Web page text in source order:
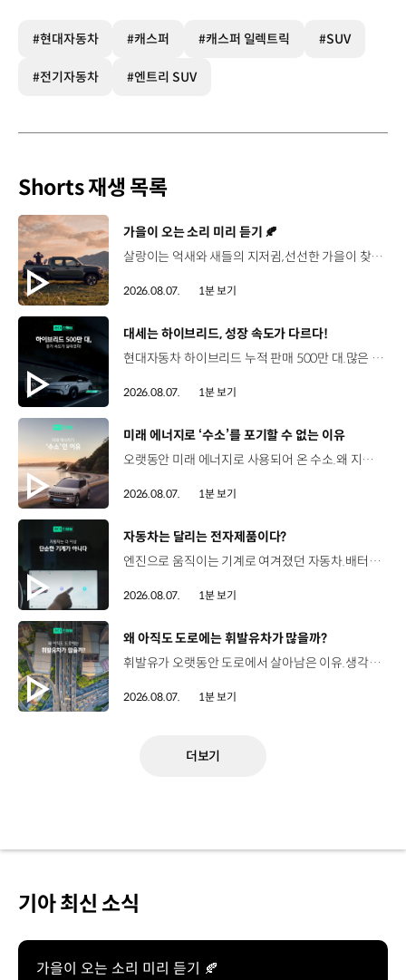
#현대자동차 #캐스퍼 #캐스퍼 일렉트릭 #SUV
#전기자동차 #엔트리 SUV
Shorts 재생 목록
[동영상]
가을이 오는 소리 미리 듣기 🍂
살랑이는 억새와 새들의 지저귐,선선한 가을이 찾아오는 소리. 더 기아 타스만과 함께 계절을 만나보세요. 🎧 *본 영상은 AI를 활용해 제작했습니다. #기아 #더기아타스만 #타스만 #가을 #입추 #Tasman #ASMR
2026.08.07. 1분 보기
[동영상]
대세는 하이브리드, 성장 속도가 다르다!
현대자동차 하이브리드 누적 판매 500만 대.많은 운전자들이 선택한 이유는 무엇일까요? 현대진행형 팟캐스트 EP.21에서 확인하세요.📻 #현대자동차그룹 #현대진행형 #모빌리티팟캐스트 #하이브리드 #연료 #미래모빌리티 #모빌리티
2026.08.07. 1분 보기
[동영상]
미래 에너지로 ‘수소’를 포기할 수 없는 이유
오랫동안 미래 에너지로 사용되어 온 수소.왜 지금까지도 중요한 선택지로 꼽힐까요? 현대진행형 팟캐스트 EP.21에서 확인하세요.📻 #현대자동차그룹 #현대진행형 #모빌리티팟캐스트 #수소전기차 #수소에너지 #연료 #미래모빌리티 #모빌리티
2026.08.07. 1분 보기
[동영상]
자동차는 달리는 전자제품이다?
엔진으로 움직이는 기계로 여겨졌던 자동차.배터리와 소프트웨어를 통해 어떻게 바뀌고 있을까요? 현대진행형 팟캐스트 EP.21에서 확인하세요.📻 #현대자동차그룹 #현대진행형 #모빌리티팟캐스트 #SDV #전기차 #연료 #미래모빌리티 #모빌리티
2026.08.07. 1분 보기
[동영상]
왜 아직도 도로에는 휘발유차가 많을까?
휘발유가 오랫동안 도로에서 살아남은 이유.생각보다 강력한 장점이 있었습니다. 현대진행형 팟캐스트 EP.21에서 확인하세요.📻 #현대자동차그룹 #현대진행형 #모빌리티팟캐스트 #휘발유 #내연기관 #연료 #미래모빌리티 #모빌리티
2026.08.07. 1분 보기
더보기
기아 최신 소식
가을이 오는 소리 미리 듣기 🍂